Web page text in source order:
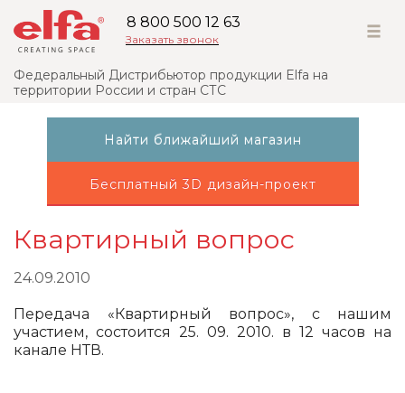
8 800 500 12 63
Заказать звонок
Федеральный Дистрибьютор продукции Elfa на
территории России и стран СТС
Найти ближайший магазин
Бесплатный 3D дизайн-проект
Квартирный вопрос
24.09.2010
Передача «Квартирный вопрос», с нашим
участием, состоится 25. 09. 2010. в 12 часов на
канале НТВ.